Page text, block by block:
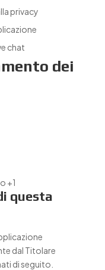
privacy
chat
dei
+1
questa
dal Titolare
di seguito.